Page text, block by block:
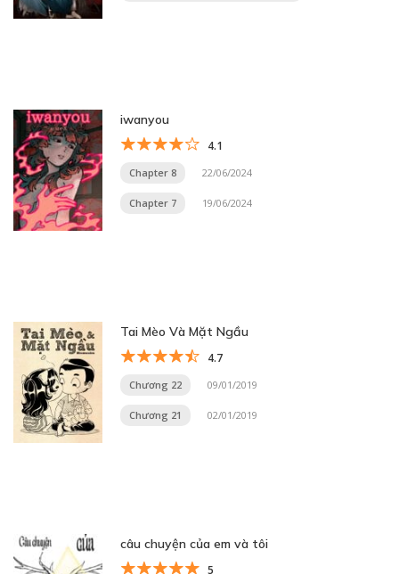
iwanyou
4.1
Chapter 8 22/06/2024
Chapter 7 19/06/2024
Tai Mèo Và Mặt Ngầu
4.7
Chương 22 09/01/2019
Chương 21 02/01/2019
câu chuyện của em và tôi
5